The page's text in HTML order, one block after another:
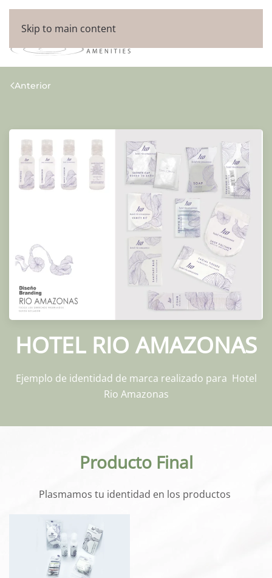
Skip to main content
Anterior
HOTEL RIO AMAZONAS
Ejemplo de identidad de marca realizado para Hotel
Rio Amazonas
Producto Final
Plasmamos tu identidad en los productos